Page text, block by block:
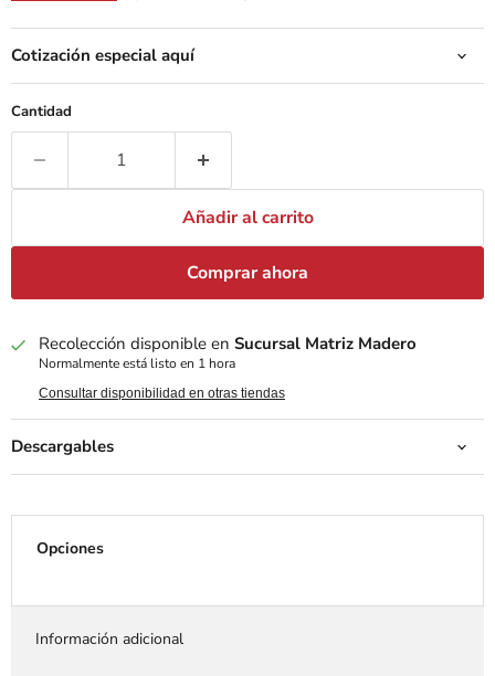
Cotización especial aquí
Cantidad
Añadir al carrito
Comprar ahora
Recolección disponible en Sucursal Matriz Madero
Normalmente está listo en 1 hora
Consultar disponibilidad en otras tiendas
Descargables
Opciones
Información adicional